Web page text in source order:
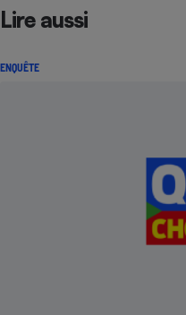
Lire aussi
ENQUÊTE